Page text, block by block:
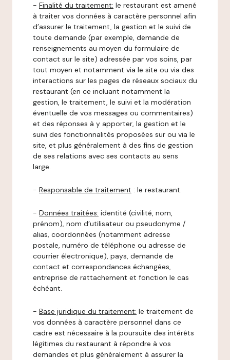
- Finalité du traitement: le restaurant est amené
à traiter vos données à caractère personnel afin
d’assurer le traitement, la gestion et le suivi de
toute demande (par exemple, demande de
renseignements au moyen du formulaire de
contact sur le site) adressée par vos soins, par
tout moyen et notamment via le site ou via des
interactions sur les pages de réseaux sociaux du
restaurant (en ce incluant notamment la
gestion, le traitement, le suivi et la modération
éventuelle de vos messages ou commentaires)
et des réponses à y apporter, la gestion et le
suivi des fonctionnalités proposées sur ou via le
site, et plus généralement à des fins de gestion
de ses relations avec ses contacts au sens
large.
- Responsable de traitement : le restaurant.
- Données traitées: identité (civilité, nom,
prénom), nom d’utilisateur ou pseudonyme /
alias, coordonnées (notamment adresse
postale, numéro de téléphone ou adresse de
courrier électronique), pays, demande de
contact et correspondances échangées,
entreprise de rattachement et fonction le cas
échéant.
- Base juridique du traitement: le traitement de
vos données à caractère personnel dans ce
cadre est nécessaire à la poursuite des intérêts
légitimes du restaurant à répondre à vos
demandes et plus généralement à assurer la